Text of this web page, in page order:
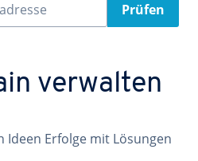
Prüfen
verwalten
Ideen Erfolge mit Lösungen